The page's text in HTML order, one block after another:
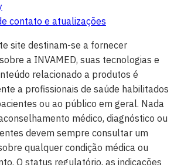
contato e atualizações
site destinam-se a fornecer
a INVAMED, suas tecnologias e
relacionado a produtos é
a profissionais de saúde habilitados
ou ao público em geral. Nada
médico, diagnóstico ou
devem sempre consultar um
qualquer condição médica ou
O status regulatório, as indicações